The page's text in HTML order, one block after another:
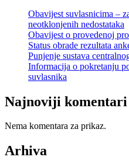
Obavijest suvlasnicima –
neotklonjenih nedostataka
Obavijest o provedenoj
Status obrade rezultata
Punjenje sustava
Informacija o pokretanju
suvlasnika
Najnoviji komentari
Nema komentara za prikaz.
Arhiva